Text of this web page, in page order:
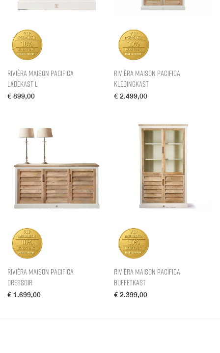
Rivièra Maison Pacifica
Ladekast L
€ 899,00
Rivièra Maison Pacifica
Kledingkast
€ 2.499,00
Rivièra Maison Pacifica
Dressoir
€ 1.699,00
Rivièra Maison Pacifica
Buffetkast
€ 2.399,00